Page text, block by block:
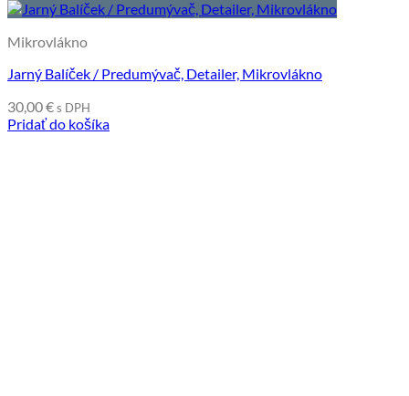
Mikrovlákno
Jarný Balíček / Predumývač, Detailer, Mikrovlákno
30,00€s DPH
Pridať do košíka